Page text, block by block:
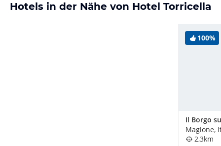
Hotels in der Nähe von Hotel Torricella
100%
Il Borgo
Magione,
2,3km